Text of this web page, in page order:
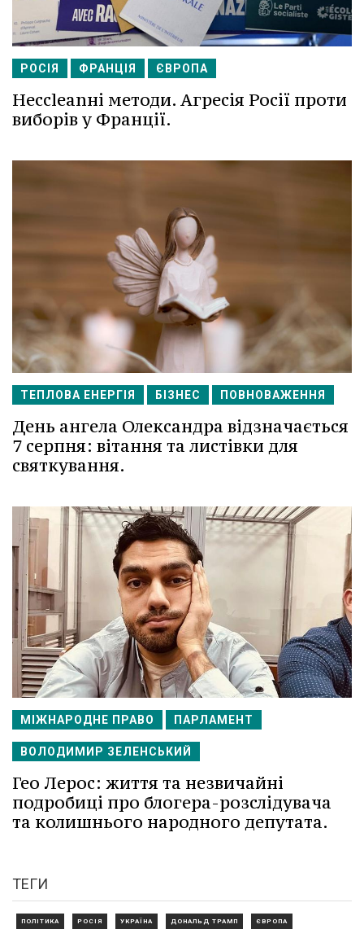
РОСІЯ ФРАНЦІЯ ЄВРОПА
Несcleanні методи. Агресія Росії проти
виборів у Франції.
ТЕПЛОВА ЕНЕРГІЯ БІЗНЕС ПОВНОВАЖЕННЯ
День ангела Олександра відзначається
7 серпня: вітання та листівки для
святкування.
МІЖНАРОДНЕ ПРАВО ПАРЛАМЕНТ
ВОЛОДИМИР ЗЕЛЕНСЬКИЙ
Гео Лерос: життя та незвичайні
подробиці про блогера-розслідувача
та колишнього народного депутата.
ТЕГИ
ПОЛІТИКА РОСІЯ УКРАЇНА ДОНАЛЬД ТРАМП ЄВРОПА